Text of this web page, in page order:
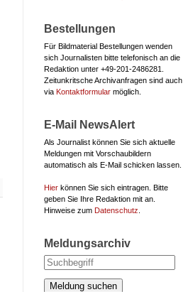
Bestellungen
Für Bildmaterial Bestellungen wenden
sich Journalisten bitte telefonisch an die
Redaktion unter +49-201-2486281.
Zeitunkritsche Archivanfragen sind auch
via Kontaktformular möglich.
E-Mail NewsAlert
Als Journalist können Sie sich aktuelle
Meldungen mit Vorschaubildern
automatisch als E-Mail schicken lassen.
Hier können Sie sich eintragen. Bitte
geben Sie Ihre Redaktion mit an.
Hinweise zum Datenschutz
Meldungsarchiv
Meldung suchen